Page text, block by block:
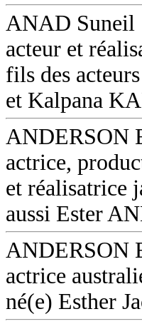
ANAD Suneil
acteur et
fils des
et Kalpana
ANDERSON
actrice,
et réalisatrice
aussi Ester
ANDERSON
actrice
né(e) Esther